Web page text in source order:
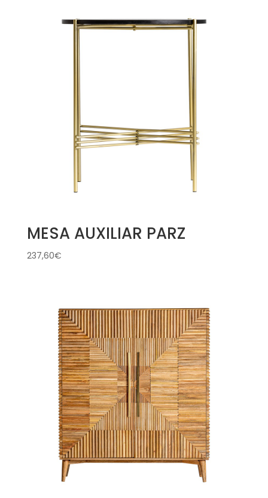
MESA AUXILIAR PARZ
237,60€